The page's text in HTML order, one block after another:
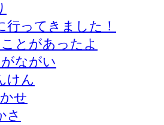
行ってきました！
とがあったよ
がながい
けん
せ
さ